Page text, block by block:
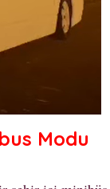
Modu